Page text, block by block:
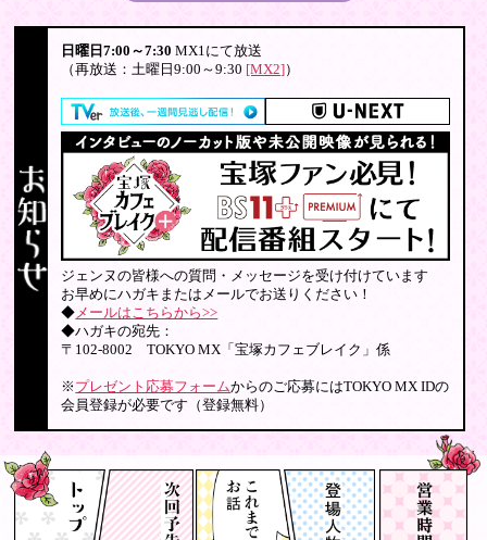
日曜日7:00～7:30 MX1にて放送
（再放送：土曜日9:00～9:30 [MX2]）
ジェンヌの皆様への質問・メッセージを受け付けています
お早めにハガキまたはメールでお送りください！
◆メールはこちらから>>
◆ハガキの宛先：
〒102-8002 TOKYO MX「宝塚カフェブレイク」係
※ プレゼント応募フォームからのご応募にはTOKYO MX IDの
会員登録が必要です（登録無料）